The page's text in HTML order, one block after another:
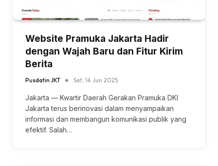
Website Pramuka Jakarta Hadir
dengan Wajah Baru dan Fitur Kirim
Berita
Pusdatin JKT Sat, 14 Jun 2025
Jakarta — Kwartir Daerah Gerakan Pramuka DKI
Jakarta terus berinovasi dalam menyampaikan
informasi dan membangun komunikasi publik yang
efektif. Salah…